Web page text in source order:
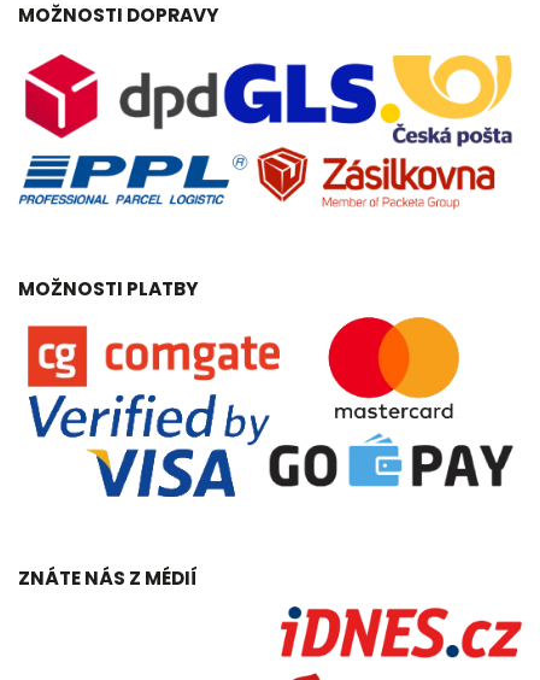
MOŽNOSTI DOPRAVY
MOŽNOSTI PLATBY
ZNÁTE NÁS Z MÉDIÍ